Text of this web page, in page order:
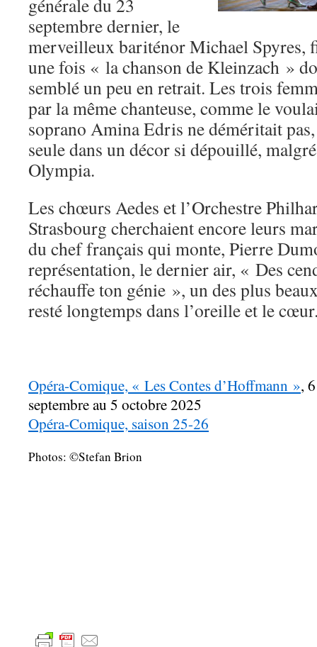
générale du 23
septembre dernier, le
merveilleux bariténor Michael Spyres,
une fois « la chanson de Kleinzach »
semblé un peu en retrait. Les trois
par la même chanteuse, comme le
soprano Amina Edris ne déméritait
seule dans un décor si dépouillé,
Olympia.
Les chœurs Aedes et l’Orchestre
Strasbourg cherchaient encore leurs
du chef français qui monte, Pierre
représentation, le dernier air, « Des
réchauffe ton génie », un des plus
resté longtemps dans l’oreille et le
Opéra-Comique, « Les Contes d’Hoffmann »,
septembre au 5 octobre 2025
Opéra-Comique, saison 25-26
Photos: ©Stefan Brion